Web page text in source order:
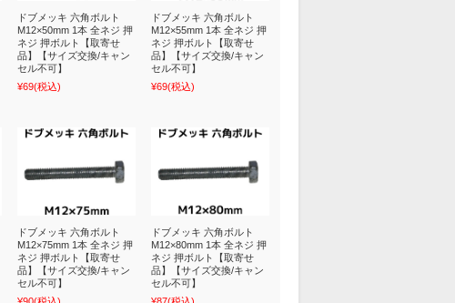
ドブメッキ 六角ボルト
M12×50mm 1本 全ネジ 押
ネジ 押ボルト【取寄せ
品】【サイズ交換/キャン
セル不可】
¥69(税込)
ドブメッキ 六角ボルト
M12×55mm 1本 全ネジ 押
ネジ 押ボルト【取寄せ
品】【サイズ交換/キャン
セル不可】
¥69(税込)
ドブメッキ 六角ボルト
M12×75mm 1本 全ネジ 押
ネジ 押ボルト【取寄せ
品】【サイズ交換/キャン
セル不可】
ドブメッキ 六角ボルト
M12×80mm 1本 全ネジ 押
ネジ 押ボルト【取寄せ
品】【サイズ交換/キャン
セル不可】